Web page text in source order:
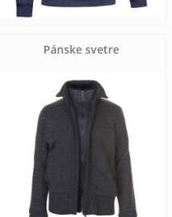
Pánske svetre